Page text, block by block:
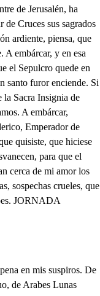
cara a cara, en cuanto no es parecido. (gen, Pues que es esto? . Es una ima- que para algunos peligros traigo de mi devoción. El dice mil desatinos. Qué imagen un Sarraceno (do. trae? . Por Dios que estoy perdi- de Federico es la copia, y si él la ve, yo agonizo; retrato es del Zancarrón. Y eso que es? . Buena la hici- por la hebra del pernil (mos, sacán ahora el ovillo, de que soy Cristiano rancio. Pérnil, y bota de vino trae, sin duda es Renegado. Mientes perro, vive Cristo. Cómo Cristo, siendo Moro? Yo he echado por esos trigos: perdona, señor, que estoy hecho a andar en mi ejércicio, fingiendo que soy Cristiano; y así, tengo pegadizos sus votos. . Y el vino? . Sí, que a sus Soldados convido con él, y es el garabato con que sus secretos pillo. (ro. Suelta ese retrato. . Hoy mue Más Cielos, qué es lo que he visto! como del Emperador traes el retrato? . qué he oído? mira en ese libro Isbella, a cuyo secreto fío el retrato de mi esposo, si viene en él. No le miro. Pues como, bárbaro, tú, a ocultar, te has atrevido, quizá por lo codicioso, de los luminosos visos de sus diamantes, retrato, que dentro del mismo libro que me das, iba? . Señora, por Dios, que estoy aturdido, que cuando mienten las Reinas, mienten con tal señorio, que nos mandan no dudarlo, cuanto más contradecirlo: por dársele yo al Soldan, pensando, que así le sirvo, (tráguese está) le ocultaba, perdón a tus plantas pido. Perdón traidor? la disculpa me ofonde más, quien te ha dicho, que había de recibir el Soldan, lo que yo estimo tanto? y si él le recibiera, quien ha creer te ha inducido, que yo por cobrarle, no supiera a los mismos filos, que más que para defensa, hoy para decoro ciño? Señora. . Templala. Qué supierais? . Destituiros de mí, dándome la muerte, sin que intentéis presumido, como en mi vida, tener en mi decoro dominio. Que haya de ser fuerza, Cielos, que habiendo ya conseguido de mi enemigo el retrato, haya de restituirlo, tercero yo de mis celos, mas es fuerza, si averiguo, que estando ella en mi poder, fuera muy mal parecido, usar de lo Soberano, para acreditar lo fino. No, señora, os irritéis, que el Soldan nunca ha sabido, mas que hacer lo más heroico, habiendo solo aprendido de su padre a vencer Reyes, y conducirlos Cautivos, no había de tener ahora por triunfo a sus Armas digno, hurtar pintado un Monarca, quien le espera vencer vivo. Soberano me hizo Alá, y Alá Soberana os hizo, caracter, que nunca pueden borrar los hados esquivos; y aún sin la parte de Dama, nunca supiera mi brío quitar decoros Reales a los Monarcas vencidos, porque quito a mi victoria, la grandeza que les quito, El señor Emperador, que esposo habéis elegido, lidia con un gran Monarca; y habiendo de competirnos, fortuna es de la desgracia, ser heroico el enemigo; a su esposa, y su retrato, que están en el poder mío, sabe tratar el Soldan con el respeto debido: venerar a mi contrario, es vencerme yo a mí mismo; y mal le resistiré a él, si a mí no me resisto. Tomad, señora, el retrato, y admitidme el sacrificio, de ser yo quien os le dé, siendo forzoso sentirlo; y como cualquiera así;, por más que otro se ha tenido, no os admiréis, que yo crea, de mi altivez persuadido, que más hago yo en vencerme, que en vencer a Federico. Gallarda acción habéis hecho. Deja Erminia de decirlo, que de una acción contra el alma, aún el aplauso, es martirio. Oh Sangre Real, y cuanto con tus influjos benignos, aún a los bárbaro